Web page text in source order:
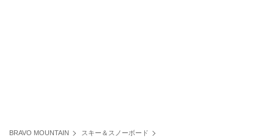
BRAVO MOUNTAIN
スキー＆スノーボード